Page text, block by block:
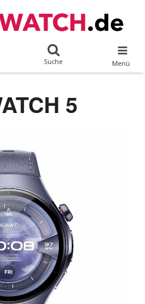
Suche Menü
5